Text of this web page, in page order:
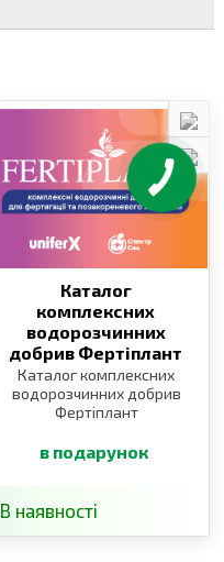
Каталог
комплексних
водорозчинних
добрив Фертіплант
Каталог комплексних
водорозчинних добрив
Фертіплант
в подарунок
В наявності